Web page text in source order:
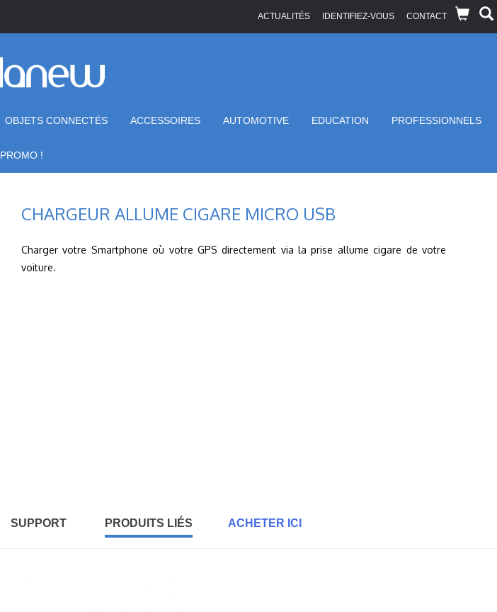
ACTUALITÉS IDENTIFIEZ-VOUS CONTACT
OBJETS CONNECTÉS ACCESSOIRES AUTOMOTIVE EDUCATION PROFESSIONNELS
PROMO !
CHARGEUR ALLUME CIGARE MICRO USB
Charger votre Smartphone où votre GPS directement via la prise allume cigare de votre
voiture.
SUPPORT PRODUITS LIÉS ACHETER ICI